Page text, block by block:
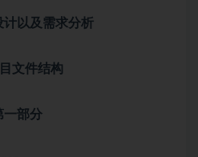
以及需求分析
文件结构
一部分